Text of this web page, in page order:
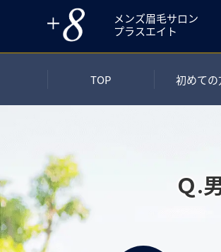
メンズ眉毛サロン
プラスエイト
TOP 初めての
Ｑ.